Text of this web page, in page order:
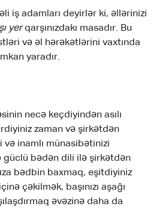
iş adamları deyirlər ki, əllərinizi
yerqarşınızdakı masadır. Bu
və əl hərəkətlərini vaxtında
yaradır.
necə keçdiyindən asılı
zaman və şirkətdən
və inamlı münasibətinizi
güclü bədən dili ilə şirkətdən
bədbin baxmaq, eşitdiyiniz
çəkilmək, başınızı aşağı
əvəzinə daha da